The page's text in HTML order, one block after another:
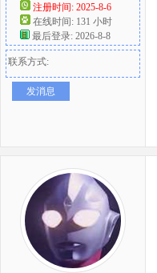
注册时间: 2025-8-6
在线时间: 131 小时
最后登录: 2026-8-8
联系方式:
发消息